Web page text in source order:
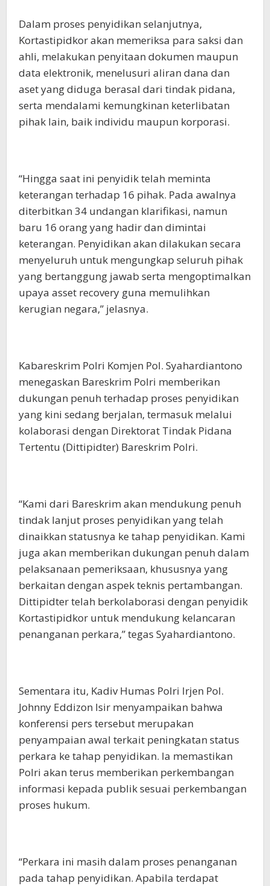
Dalam proses penyidikan selanjutnya,
Kortastipidkor akan memeriksa para saksi dan
ahli, melakukan penyitaan dokumen maupun
data elektronik, menelusuri aliran dana dan
aset yang diduga berasal dari tindak pidana,
serta mendalami kemungkinan keterlibatan
pihak lain, baik individu maupun korporasi.
“Hingga saat ini penyidik telah meminta
keterangan terhadap 16 pihak. Pada awalnya
diterbitkan 34 undangan klarifikasi, namun
baru 16 orang yang hadir dan dimintai
keterangan. Penyidikan akan dilakukan secara
menyeluruh untuk mengungkap seluruh pihak
yang bertanggung jawab serta mengoptimalkan
upaya asset recovery guna memulihkan
kerugian negara,” jelasnya.
Kabareskrim Polri Komjen Pol. Syahardiantono
menegaskan Bareskrim Polri memberikan
dukungan penuh terhadap proses penyidikan
yang kini sedang berjalan, termasuk melalui
kolaborasi dengan Direktorat Tindak Pidana
Tertentu (Dittipidter) Bareskrim Polri.
“Kami dari Bareskrim akan mendukung penuh
tindak lanjut proses penyidikan yang telah
dinaikkan statusnya ke tahap penyidikan. Kami
juga akan memberikan dukungan penuh dalam
pelaksanaan pemeriksaan, khususnya yang
berkaitan dengan aspek teknis pertambangan.
Dittipidter telah berkolaborasi dengan penyidik
Kortastipidkor untuk mendukung kelancaran
penanganan perkara,” tegas Syahardiantono.
Sementara itu, Kadiv Humas Polri Irjen Pol.
Johnny Eddizon Isir menyampaikan bahwa
konferensi pers tersebut merupakan
penyampaian awal terkait peningkatan status
perkara ke tahap penyidikan. Ia memastikan
Polri akan terus memberikan perkembangan
informasi kepada publik sesuai perkembangan
proses hukum.
“Perkara ini masih dalam proses penanganan
pada tahap penyidikan. Apabila terdapat